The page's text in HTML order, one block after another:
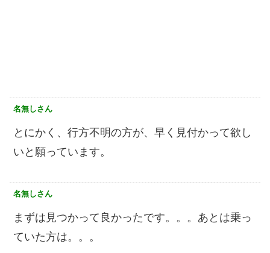
名無しさん
とにかく、行方不明の方が、早く見付かって欲し
いと願っています。
名無しさん
まずは見つかって良かったです。。。あとは乗っ
ていた方は。。。